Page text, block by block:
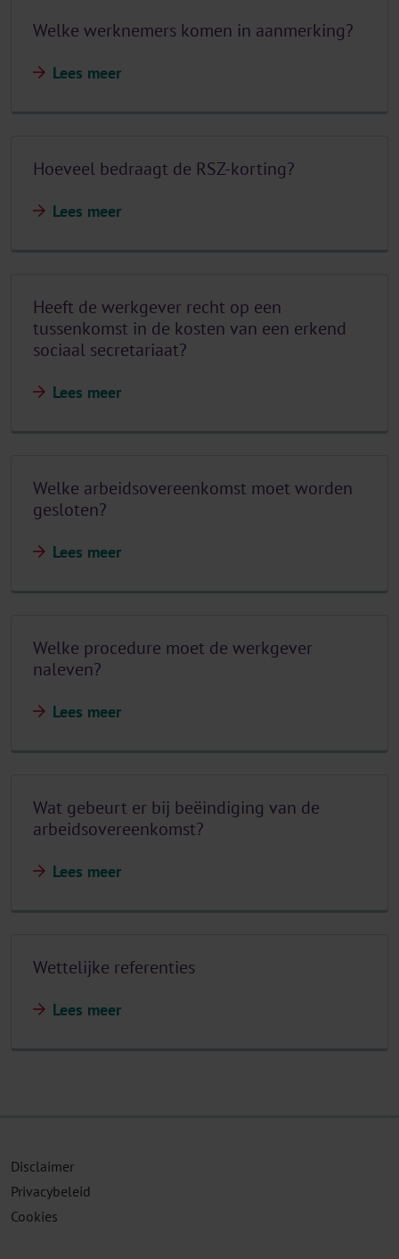
Welke werknemers komen in aanmerking?
Lees meer
Hoeveel bedraagt de RSZ-korting?
Lees meer
Heeft de werkgever recht op een
tussenkomst in de kosten van een erkend
sociaal secretariaat?
Lees meer
Welke arbeidsovereenkomst moet worden
gesloten?
Lees meer
Welke procedure moet de werkgever
naleven?
Lees meer
Wat gebeurt er bij beëindiging van de
arbeidsovereenkomst?
Lees meer
Wettelijke referenties
Lees meer
Disclaimer
Privacybeleid
Cookies